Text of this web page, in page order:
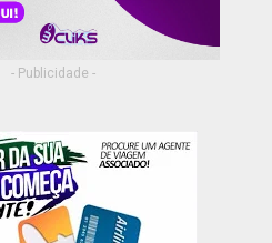
- Publicidade -